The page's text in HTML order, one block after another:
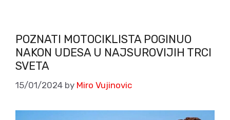
POZNATI MOTOCIKLISTA POGINUO
NAKON UDESA U NAJSUROVIJIH TRCI
SVETA
15/01/2024 by Miro Vujinovic